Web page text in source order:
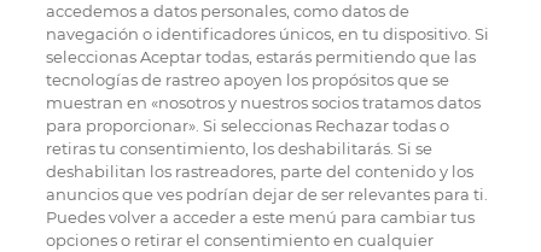
accedemos a datos personales, como datos de
navegación o identificadores únicos, en tu dispositivo. Si
seleccionas Aceptar todas, estarás permitiendo que las
tecnologías de rastreo apoyen los propósitos que se
muestran en «nosotros y nuestros socios tratamos datos
para proporcionar». Si seleccionas Rechazar todas o
retiras tu consentimiento, los deshabilitarás. Si se
deshabilitan los rastreadores, parte del contenido y los
anuncios que ves podrían dejar de ser relevantes para ti.
Puedes volver a acceder a este menú para cambiar tus
opciones o retirar el consentimiento en cualquier